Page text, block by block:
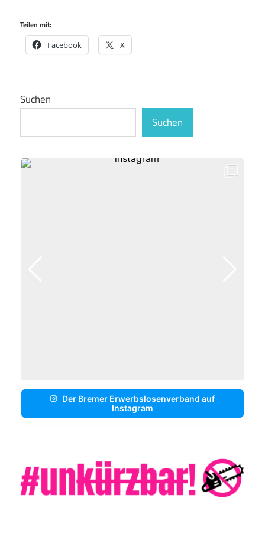
Teilen mit:
Facebook X
Suchen
Suchen
Der Bremer Erwerbslosenverband auf
Instagram